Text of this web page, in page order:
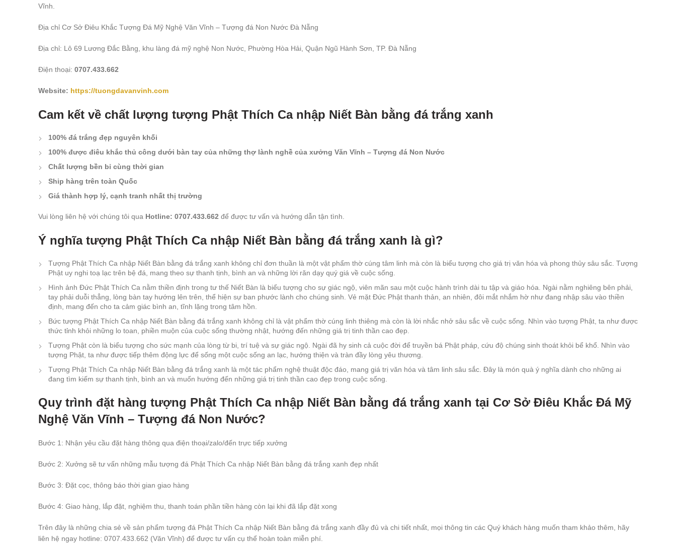
Vĩnh.
Địa chỉ Cơ Sở Điêu Khắc Tượng Đá Mỹ Nghệ Văn Vĩnh – Tượng đá Non Nước Đà Nẵng
Địa chỉ: Lô 69 Lương Đắc Bằng, khu làng đá mỹ nghệ Non Nước, Phường Hòa Hải, Quận Ngũ Hành Sơn, TP. Đà Nẵng
Điện thoại: 0707.433.662
Website: https://tuongdavanvinh.com
Cam kết về chất lượng tượng Phật Thích Ca nhập Niết Bàn bằng đá trắng xanh
100% đá trắng đẹp nguyên khối
100% được điêu khắc thủ công dưới bàn tay của những thợ lành nghề của xưởng Văn Vĩnh – Tượng đá Non Nước
Chất lượng bền bỉ cùng thời gian
Ship hàng trên toàn Quốc
Giá thành hợp lý, cạnh tranh nhất thị trường
Vui lòng liên hệ với chúng tôi qua Hotline: 0707.433.662 để được tư vấn và hướng dẫn tận tình.
Ý nghĩa tượng Phật Thích Ca nhập Niết Bàn bằng đá trắng xanh là gì?
Tượng Phật Thích Ca nhập Niết Bàn bằng đá trắng xanh không chỉ đơn thuần là một vật phẩm thờ cúng tâm linh mà còn là biểu tượng cho giá trị văn hóa và phong thủy sâu sắc. Tượng
Phật uy nghi toạ lạc trên bệ đá, mang theo sự thanh tịnh, bình an và những lời răn dạy quý giá về cuộc sống.
Hình ảnh Đức Phật Thích Ca nằm thiền định trong tư thế Niết Bàn là biểu tượng cho sự giác ngộ, viên mãn sau một cuộc hành trình dài tu tập và giáo hóa. Ngài nằm nghiêng bên phải,
tay phải duỗi thẳng, lòng bàn tay hướng lên trên, thể hiện sự ban phước lành cho chúng sinh. Vẻ mặt Đức Phật thanh thản, an nhiên, đôi mắt nhắm hờ như đang nhập sâu vào thiền
định, mang đến cho ta cảm giác bình an, tĩnh lặng trong tâm hồn.
Bức tượng Phật Thích Ca nhập Niết Bàn bằng đá trắng xanh không chỉ là vật phẩm thờ cúng linh thiêng mà còn là lời nhắc nhở sâu sắc về cuộc sống. Nhìn vào tượng Phật, ta như được
thức tỉnh khỏi những lo toan, phiền muộn của cuộc sống thường nhật, hướng đến những giá trị tinh thần cao đẹp.
Tượng Phật còn là biểu tượng cho sức mạnh của lòng từ bi, trí tuệ và sự giác ngộ. Ngài đã hy sinh cả cuộc đời để truyền bá Phật pháp, cứu độ chúng sinh thoát khỏi bể khổ. Nhìn vào
tượng Phật, ta như được tiếp thêm động lực để sống một cuộc sống an lạc, hướng thiện và tràn đầy lòng yêu thương.
Tượng Phật Thích Ca nhập Niết Bàn bằng đá trắng xanh là một tác phẩm nghệ thuật độc đáo, mang giá trị văn hóa và tâm linh sâu sắc. Đây là món quà ý nghĩa dành cho những ai
đang tìm kiếm sự thanh tịnh, bình an và muốn hướng đến những giá trị tinh thần cao đẹp trong cuộc sống.
Quy trình đặt hàng tượng Phật Thích Ca nhập Niết Bàn bằng đá trắng xanh tại Cơ Sở Điêu Khắc Đá Mỹ
Nghệ Văn Vĩnh – Tượng đá Non Nước?
Bước 1: Nhận yêu cầu đặt hàng thông qua điện thoại/zalo/đến trực tiếp xưởng
Bước 2: Xưởng sẽ tư vấn những mẫu tượng đá Phật Thích Ca nhập Niết Bàn bằng đá trắng xanh đẹp nhất
Bước 3: Đặt cọc, thông báo thời gian giao hàng
Bước 4: Giao hàng, lắp đặt, nghiệm thu, thanh toán phần tiền hàng còn lại khi đã lắp đặt xong
Trên đây là những chia sẻ về sản phẩm tượng đá Phật Thích Ca nhập Niết Bàn bằng đá trắng xanh đầy đủ và chi tiết nhất, mọi thông tin các Quý khách hàng muốn tham khảo thêm, hãy
liên hệ ngay hotline: 0707.433.662 (Văn Vĩnh) để được tư vấn cụ thể hoàn toàn miễn phí.